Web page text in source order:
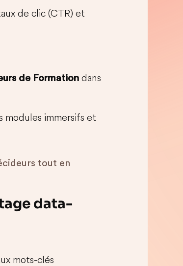
de clic (CTR) et
de Formation dans
immersifs et
tout en
data-
mots-clés